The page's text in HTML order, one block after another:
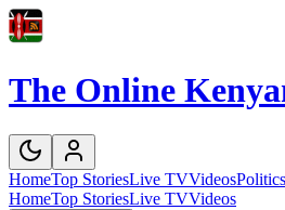
The Online
HomeTop StoriesLive TVVideosPolitics
HomeTop StoriesLive TVVideos